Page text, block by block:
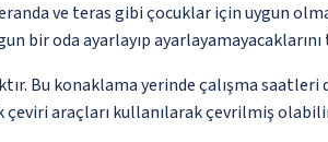
ve teras gibi çocuklar için uygun
bir oda ayarlayıp
Bu konaklama yerinde çalışma
araçları kullanılarak çevrilmiş